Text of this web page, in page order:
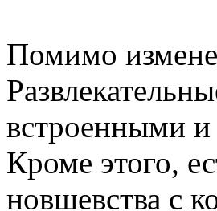
Помимо
встроенными и
Кроме этого,
новшевства с